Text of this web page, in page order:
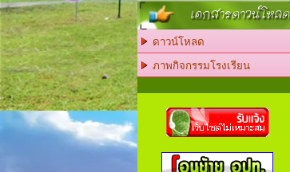
เอกสารดาวน์โหลด
ดาวน์โหลด
ภาพกิจกรรมโรงเรียน